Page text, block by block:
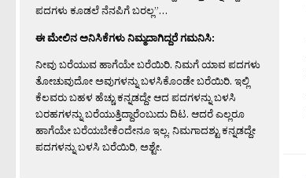
ಪದಗಳು ಕೂಡಲೆ ನೆನಪಿಗೆ ಬರಲ್ಲ”…
ಈ ಮೇಲಿನ ಅನಿಸಿಕೆಗಳು ನಿಮ್ಮದಾಗಿದ್ದರೆ ಗಮನಿಸಿ:
ನೀವು ಬರೆಯುವ ಹಾಗೆಯೇ ಬರೆಯಿರಿ. ನಿಮಗೆ ಯಾವ ಪದಗಳು
ತೋಚುವುದೋ ಅವುಗಳನ್ನು ಬಳಸಿಕೊಂಡೇ ಬರೆಯಿರಿ. ಇಲ್ಲಿ
ಕೆಲವರು ಬಹಳ ಹೆಚ್ಚು ಕನ್ನಡದ್ದೇ ಆದ ಪದಗಳನ್ನು ಬಳಸಿ
ಬರಹಗಳನ್ನು ಬರೆಯುತ್ತಿದ್ದಾರೆಂಬುದು ದಿಟ. ಆದರೆ ಎಲ್ಲರೂ
ಹಾಗೆಯೇ ಬರೆಯಬೇಕೆಂದೇನೂ ಇಲ್ಲ. ನಿಮಗಾದಶ್ಟು ಕನ್ನಡದ್ದೇ
ಪದಗಳನ್ನು ಬಳಸಿ ಬರೆಯಿರಿ, ಅಶ್ಟೇ.